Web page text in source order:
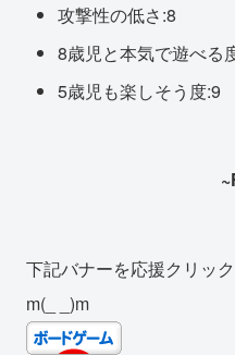
攻撃性の低さ:8
8歳児と本気で遊べる
5歳児も楽しそう度:9
下記バナーを応援クリッ
m(_ _)m